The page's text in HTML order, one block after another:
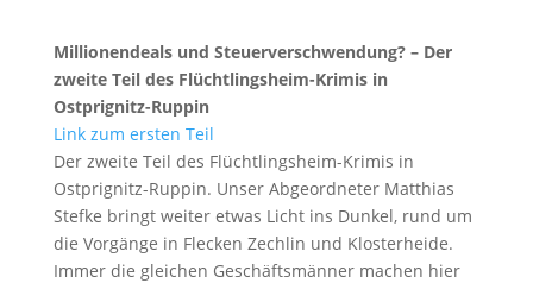
Millionendeals und Steuerverschwendung? – Der
zweite Teil des Flüchtlingsheim-Krimis in
Ostprignitz-Ruppin
Link zum ersten Teil
Der zweite Teil des Flüchtlingsheim-Krimis in
Ostprignitz-Ruppin. Unser Abgeordneter Matthias
Stefke bringt weiter etwas Licht ins Dunkel, rund um
die Vorgänge in Flecken Zechlin und Klosterheide.
Immer die gleichen Geschäftsmänner machen hier